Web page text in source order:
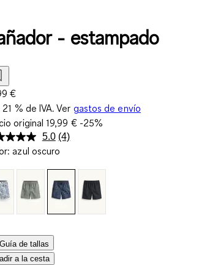
- estampado
€
21 % de IVA. Ver gastos de envío
original19,99 €-25%
5.0 Lea
4
Enlace
en
la
misma
(4)
: azul oscuro
de tallas
a la cesta